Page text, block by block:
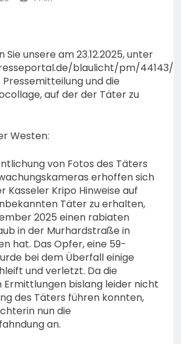
bestohlen: Zeugen
Fahrraddieb gesehen?
unsere am 23.12.2025, unter
blaulicht/pm/44143/
und die
auf der der Täter zu
Westen:
von Fotos des Täters
erhoffen sich
Kasseler Kripo Hinweise auf
Täter zu erhalten,
2025 einen rabiaten
in der Murhardstraße in
hat. Das Opfer, eine 59-
bei dem Überfall einige
und verletzt. Da die
bislang leider nicht
des Täters führen konnten,
nun die
an.